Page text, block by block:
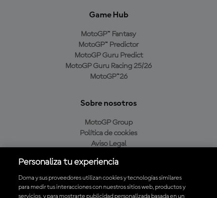
Game Hub
MotoGP™ Fantasy
MotoGP™ Predictor
MotoGP Guru Predict
MotoGP Guru Racing 25/26
MotoGP™26
Sobre nosotros
MotoGP Group
Política de cookies
Aviso Legal
Política de compra
Personaliza tu experiencia
Dorna y sus proveedores utilizan cookies y tecnologías similares
para medir tus interacciones con nuestros sitios web, productos y
servicios, y para mostrarte publicidad personalizada basada en un